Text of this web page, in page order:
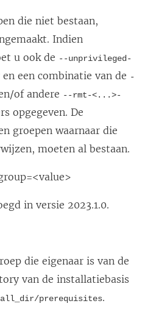
die niet bestaan,
Indien
u ook de --unprivileged-
een combinatie van de -
of andere --rmt-<...>-
opgegeven. De
groepen waarnaar die
moeten al bestaan.
in versie 2023.1.0.
die eigenaar is van de
van de installatiebasis
prerequisites.